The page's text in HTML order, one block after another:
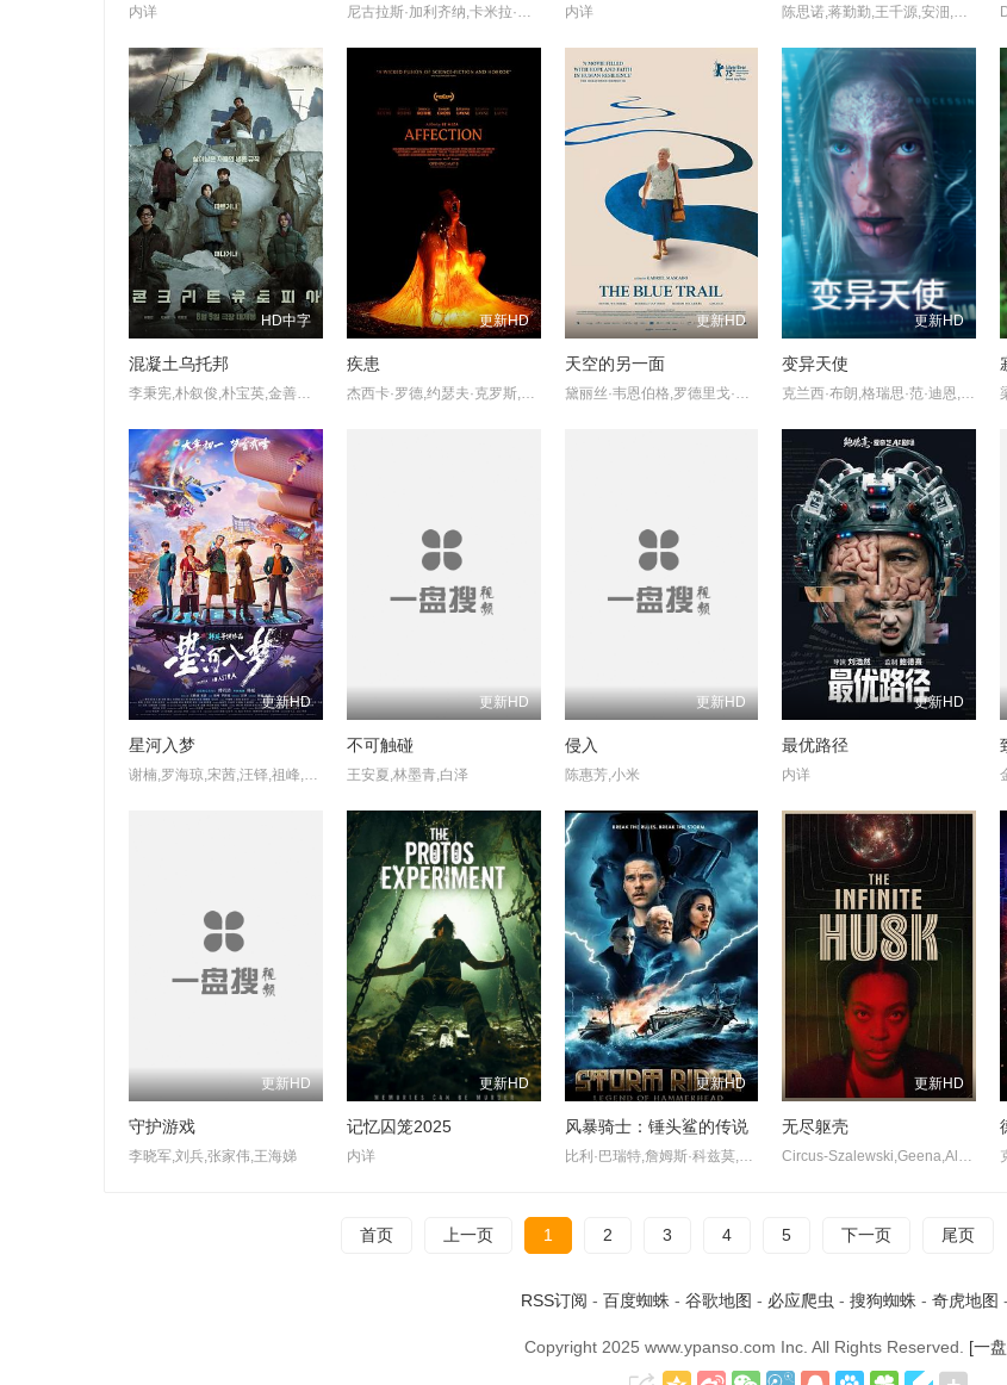
内详 内详
HD中字
混凝土乌托邦
更新HD
疾患
更新HD
天空的另一面
更新HD
变异天使
更新HD
星河入梦
谢楠,罗海琼,宋茜,汪铎,祖峰,庞博,王鹤棣
更新HD
不可触碰
王安夏,林墨青,白泽
更新HD
侵入
陈惠芳,小米
更新HD
最优路径
内详
更新HD
守护游戏
李晓军,刘兵,张家伟,王海娣
更新HD
记忆囚笼2025
内详
更新HD
风暴骑士：锤头鲨的传说
比利·巴瑞特,詹姆斯·科兹莫,卡罗琳·古多尔,弗朗西斯·托姆利,马可·艾索,莎拉-索菲·波斯妮娜,戈兰·波格丹,乔伊·安沙,谢尔盖·特里富诺维奇,格兰特·乔治,Neb,Chupin,吉勒斯·吉尔里,Ivana,Dudić,Slavko,Labovic,Carolyn,Owlett,马林科·普拉加,杰米·威尔逊
更新HD
无尽躯壳
Circus-Szalewski,Geena,Alexandra,William,Thomas,Jones
首页 上一页 1 2 3 4 5 下一页 尾页
RSS订阅 - 百度蜘蛛 - 谷歌地图 - 必应爬虫 - 搜狗蜘蛛 - 奇虎地图 -
Copyright2025 www.ypanso.com Inc. All Rights Reserved. [一